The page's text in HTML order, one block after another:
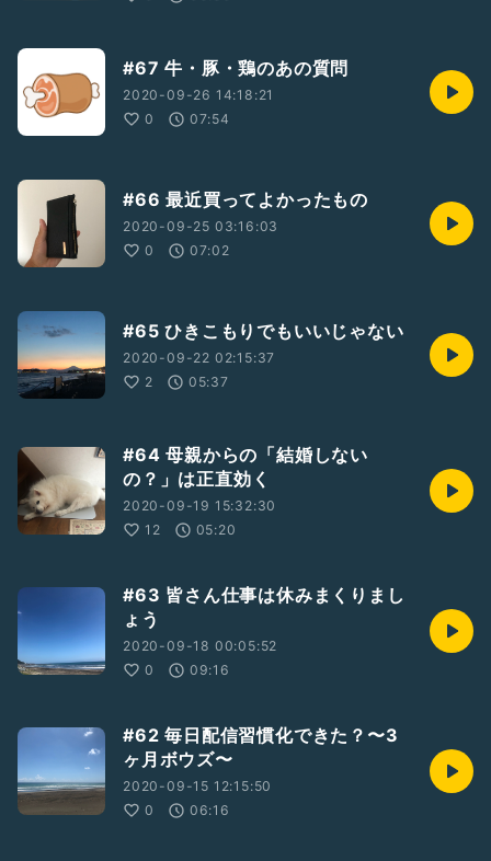
#67 牛・豚・鶏のあの質問
2020-09-26 14:18:21
0
07:54
#66 最近買ってよかったもの
2020-09-25 03:16:03
0
07:02
#65 ひきこもりでもいいじゃない
2020-09-22 02:15:37
2
05:37
#64 母親からの「結婚しない
の？」は正直効く
2020-09-19 15:32:30
12
05:20
#63 皆さん仕事は休みまくりまし
ょう
2020-09-18 00:05:52
0
09:16
#62 毎日配信習慣化できた？〜3
ヶ月ボウズ〜
2020-09-15 12:15:50
0
06:16